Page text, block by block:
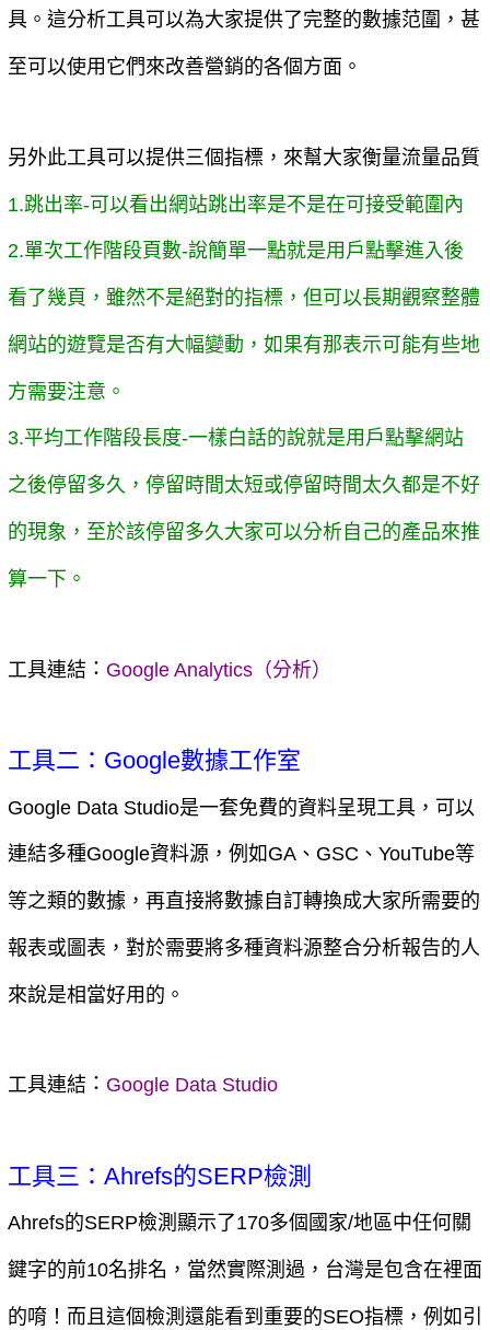
具。這分析工具可以為大家提供了完整的數據范圍，甚
至可以使用它們來改善營銷的各個方面。
另外此工具可以提供三個指標，來幫大家衡量流量品質
1.跳出率-可以看出網站跳出率是不是在可接受範圍內
2.單次工作階段頁數-說簡單一點就是用戶點擊進入後
看了幾頁，雖然不是絕對的指標，但可以長期觀察整體
網站的遊覽是否有大幅變動，如果有那表示可能有些地
方需要注意。
3.平均工作階段長度-一樣白話的說就是用戶點擊網站
之後停留多久，停留時間太短或停留時間太久都是不好
的現象，至於該停留多久大家可以分析自己的產品來推
算一下。
工具連結 ： Google Analytics（分析）
工具二：Google數據工作室
Google Data Studio是一套免費的資料呈現工具，可以
連結多種Google資料源，例如GA、GSC、YouTube等
等之類的數據，再直接將數據自訂轉換成大家所需要的
報表或圖表，對於需要將多種資料源整合分析報告的人
來說是相當好用的。
工具連結 ： Google Data Studio
工具三：Ahrefs的SERP檢測
Ahrefs的SERP檢測顯示了170多個國家/地區中任何關
鍵字的前10名排名，當然實際測過，台灣是包含在裡面
的唷！而且這個檢測還能看到重要的SEO指標，例如引